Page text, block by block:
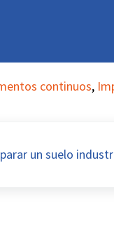
continuos,
un suelo